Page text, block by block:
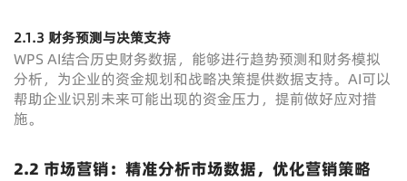
2.1.3 财务预测与决策支持
WPS AI结合历史财务数据，能够进行趋势预测和财务模拟
分析，为企业的资金规划和战略决策提供数据支持。AI可以
帮助企业识别未来可能出现的资金压力，提前做好应对措
施。
2.2 市场营销：精准分析市场数据，优化营销策略